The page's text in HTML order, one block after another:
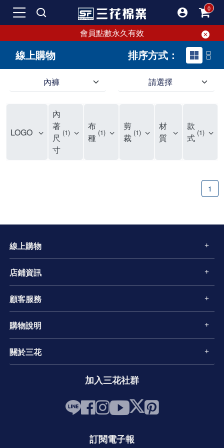
會員點數永久有效
線上購物 排序方式：
內褲 請選擇
LOGO
內
著
尺
寸
1
布
種 1
剪
裁 1
材
質
款
式 1
1
線上購物
店鋪資訊
顧客服務
購物說明
關於三花
加入三花社群
訂閱電子報